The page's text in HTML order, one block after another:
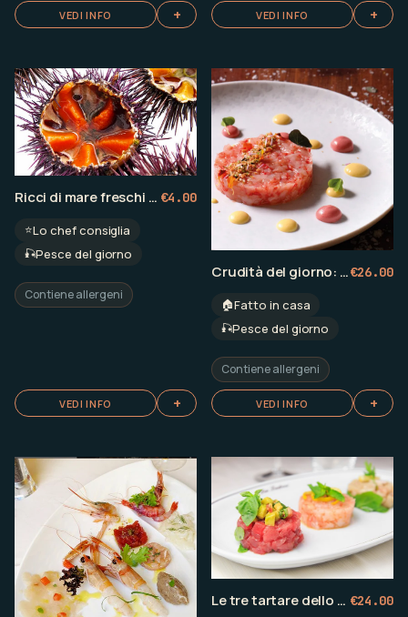
VEDI INFO + VEDI INFO +
Ricci di mare freschi al naturale €4.00
⭐Lo chef consiglia
🎣Pesce del giorno
Contiene allergeni
VEDI INFO +
Crudità del giorno: carpacci e battute di pesce€26.00
🏠Fatto in casa
🎣Pesce del giorno
Contiene allergeni
VEDI INFO +
Le tre tartare dello chef €24.00